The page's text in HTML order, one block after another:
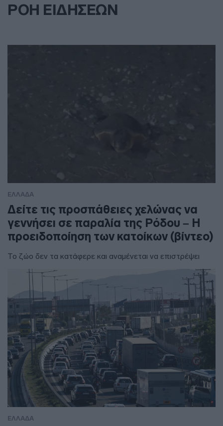
ΡΟΗ ΕΙΔΗΣΕΩΝ
ΕΛΛΑΔΑ
Δείτε τις προσπάθειες χελώνας να
γεννήσει σε παραλία της Ρόδου – Η
προειδοποίηση των κατοίκων (βίντεο)
Το ζώο δεν τα κατάφερε και αναμένεται να επιστρέψει
ΕΛΛΑΔΑ